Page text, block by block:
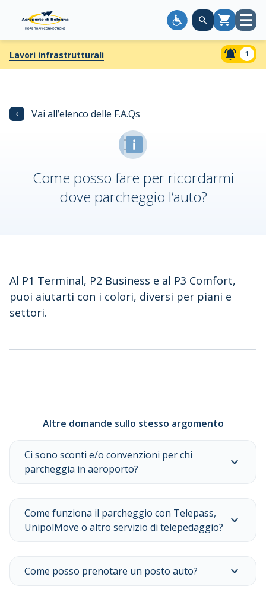
CarrelloApri
Lavori infrastrutturali 1
‹ Vai all’elenco delle F.A.Qs
Come posso fare per ricordarmi
dove parcheggio l’auto?
Al P1 Terminal, P2 Business e al P3 Comfort,
puoi aiutarti con i colori, diversi per piani e
settori.
Altre domande sullo stesso argomento
Ci sono sconti e/o convenzioni per chi
parcheggia in aeroporto?
Come funziona il parcheggio con Telepass,
UnipolMove o altro servizio di telepedaggio?
Come posso prenotare un posto auto?